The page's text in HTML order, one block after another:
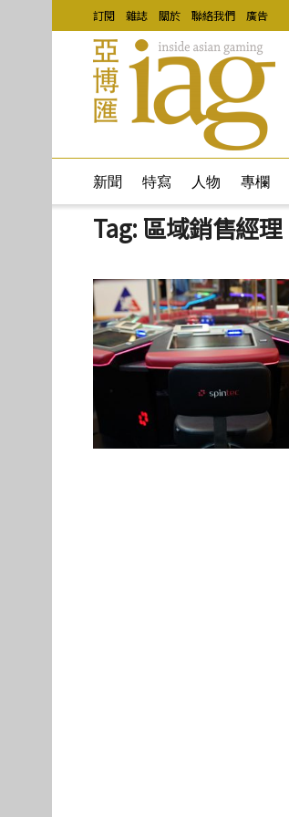
訂閱 雜誌 關於 聯絡我們 廣告
新聞 特寫 人物 專欄
Tag: 區域銷售經理